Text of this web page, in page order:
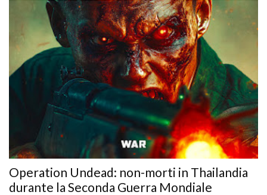
Operation Undead: non-morti in Thailandia
durante la Seconda Guerra Mondiale